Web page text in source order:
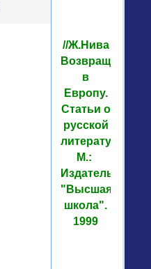
//Ж.Нива
Возвращение
в
Европу.
Статьи о
русской
литературе.
М.:
Издательство
"Высшая
школа".
1999